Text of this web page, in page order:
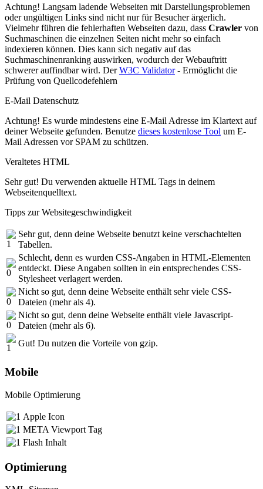
Achtung! Langsam ladende Webseiten mit Darstellungsproblemen
oder ungültigen Links sind nicht nur für Besucher ärgerlich.
Vielmehr führen die fehlerhaften Webseiten dazu, dass Crawler von
Suchmaschinen die einzelnen Seiten nicht mehr so einfach
indexieren können. Dies kann sich negativ auf das
Suchmaschinenranking auswirken, wodurch der Webauftritt
schwerer auffindbar wird. DerW3C Validator- Ermöglicht die
Prüfung von Quellcodefehlern
E-Mail Datenschutz
Achtung! Es wurde mindestens eine E-Mail Adresse im Klartext auf
deiner Webseite gefunden. Benutze dieses kostenlose Tool um E-
Mail Adressen vor SPAM zu schützen.
Veraltetes HTML
Sehr gut! Du verwenden aktuelle HTML Tags in deinem
Webseitenquelltext.
Tipps zur Websitegeschwindigkeit
Sehr gut, denn deine Webseite benutzt keine verschachtelten
Tabellen.
Schlecht, denn es wurden CSS-Angaben in HTML-Elementen
entdeckt. Diese Angaben sollten in ein entsprechendes CSS-
Stylesheet verlagert werden.
Nicht so gut, denn deine Webseite enthält sehr viele CSS-
Dateien (mehr als 4).
Nicht so gut, denn deine Webseite enthält viele Javascript-
Dateien (mehr als 6).
Gut! Du nutzen die Vorteile von gzip.
Mobile
Mobile Optimierung
Apple Icon
META Viewport Tag
Flash Inhalt
Optimierung